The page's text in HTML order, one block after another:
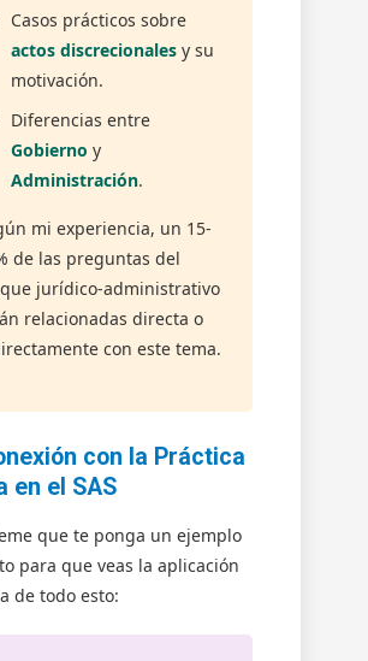
Casos prácticos sobre
actos discrecionalesy su
motivación.
Diferencias entre
Gobierno y
Administración.
mi experiencia, un 15-
de las preguntas del
jurídico-administrativo
relacionadas directa o
con este tema.
con la Práctica
en el SAS
que te ponga un ejemplo
para que veas la aplicación
de todo esto: